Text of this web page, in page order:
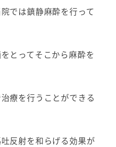
では鎮静麻酔を行って
とってそこから麻酔を
療を行うことができる
反射を和らげる効果が